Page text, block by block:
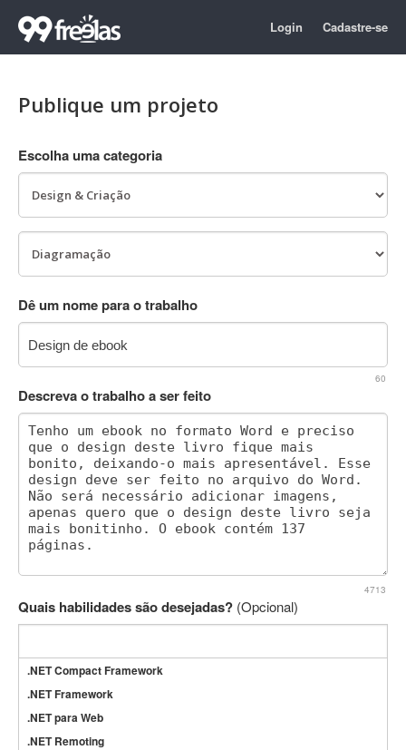
Login Cadastre-se
Publique um projeto
Escolha uma categoria
Dê um nome para o trabalho
60
Descreva o trabalho a ser feito
4713
Quais habilidades são desejadas? (Opcional)
.NET Compact Framework
.NET Framework
.NET para Web
.NET Remoting